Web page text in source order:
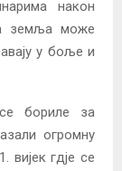
након
земља може
у боље и
бориле за
огромну
вијек гдје се